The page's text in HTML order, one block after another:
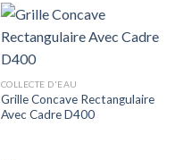
COLLECTE D'EAU
Grille Concave Rectangulaire
Avec Cadre D400